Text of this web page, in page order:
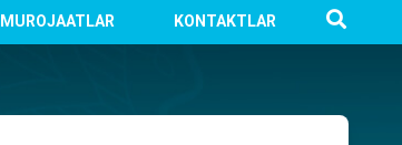
MUROJAATLAR KONTAKTLAR